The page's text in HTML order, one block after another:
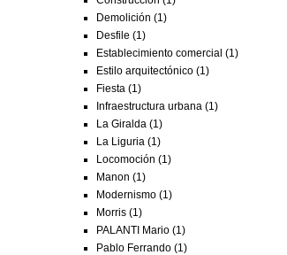
Demolición (1)
Desfile (1)
Establecimiento comercial (1)
Estilo arquitectónico (1)
Fiesta (1)
Infraestructura urbana (1)
La Giralda (1)
La Liguria (1)
Locomoción (1)
Manon (1)
Modernismo (1)
Morris (1)
PALANTI Mario (1)
Pablo Ferrando (1)